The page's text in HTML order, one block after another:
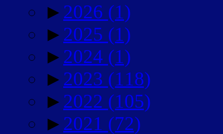
► 2026 (1)
► 2025 (1)
► 2024 (1)
► 2023 (118)
► 2022 (105)
► 2021 (72)